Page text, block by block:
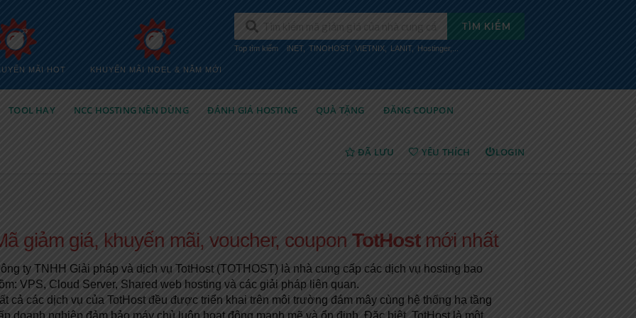
MÃI HOT KHUYẾN MÃI NOEL & NĂM MỚI
TÌM KIẾM
Top tìm kiếm iNET, TINOHOST VIETNIX LANIT Hostinger,...
TOOL HAY NCC HOSTING NÊN DÙNG ĐÁNH GIÁ HOSTING QUÀ TẶNG ĐĂNG COUPON
ĐÃ LƯU YÊU THÍCH LOGIN
giảm giá, khuyến mãi, voucher, coupon TotHostmới nhất
ty TNHH Giải pháp và dịch vụ TotHost (TOTHOST) là nhà cung cấp các dịch vụ hosting bao
VPS, Cloud Server, Shared web hosting và các giải pháp liên quan.
cả các dịch vụ của TotHost đều được triển khai trên môi trường đám mây cùng hệ thống hạ tầng
doanh nghiệp đảm bảo máy chủ luôn hoạt động mạnh mẽ và ổn định. Đặc biệt, TotHost là một